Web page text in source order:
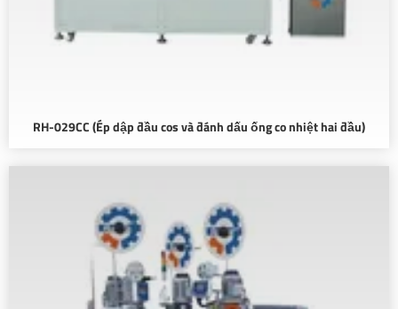
RH-029CC (Ép dập đầu cos và đánh dấu ống co nhiệt hai đầu)